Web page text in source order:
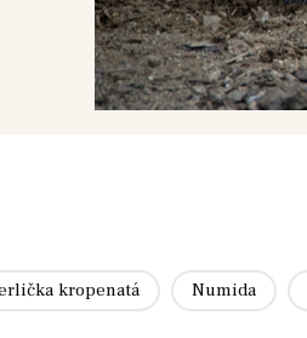
kropenatá Numida